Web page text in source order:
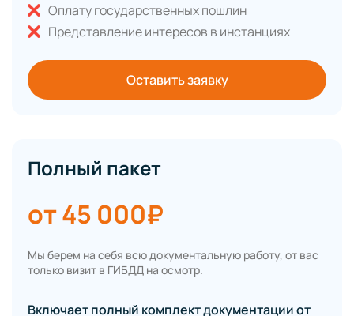
Оплату государственных пошлин
Представление интересов в инстанциях
Оставить заявку
Полный пакет
от 45 000₽
Мы берем на себя всю документальную работу, от вас
только визит в ГИБДД на осмотр.
Включает полный комплект документации от